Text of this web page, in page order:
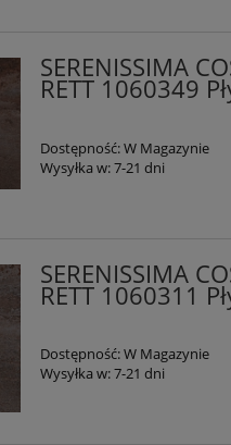
SERENISSIMA
RETT 1060349
Dostępność:W Magazynie
Wysyłka w:7-21 dni
SERENISSIMA
RETT 1060311
Dostępność:W Magazynie
Wysyłka w:7-21 dni